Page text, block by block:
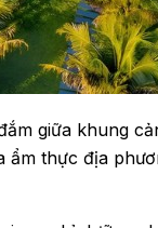
giữa khung
thực địa